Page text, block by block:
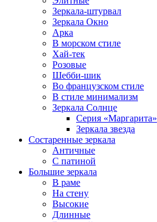
Зеркала-штурвал
Зеркала Окно
Арка
В морском стиле
Хай-тек
Розовые
Шебби-шик
Во французском стиле
В стиле минимализм
Зеркала Солнце
Серия «Маргарита»
Зеркала звезда
Состаренные зеркала
Античные
С патиной
Большие зеркала
В раме
На стену
Высокие
Длинные